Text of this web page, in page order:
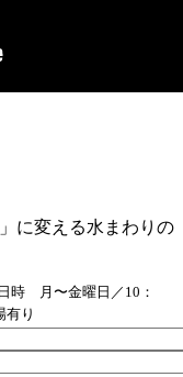
に変える水まわりの
時 月〜金曜日／10：
有り